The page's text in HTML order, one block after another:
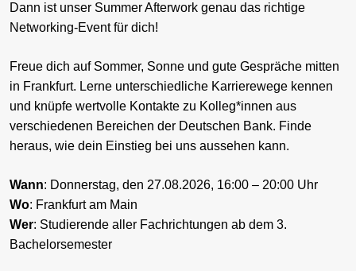
Dann ist unser Summer Afterwork genau das richtige
Networking-Event für dich!
Freue dich auf Sommer, Sonne und gute Gespräche mitten
in Frankfurt. Lerne unterschiedliche Karrierewege kennen
und knüpfe wertvolle Kontakte zu Kolleg*innen aus
verschiedenen Bereichen der Deutschen Bank. Finde
heraus, wie dein Einstieg bei uns aussehen kann.
Wann: Donnerstag, den 27.08.2026, 16:00 – 20:00 Uhr
Wo: Frankfurt am Main
Wer: Studierende aller Fachrichtungen ab dem 3.
Bachelorsemester